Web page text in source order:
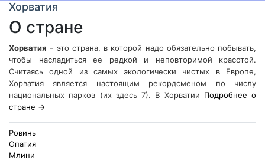
Ровинь
Опатия
Млини
Хорватия
О стране
Хорватия - это страна, в которой надо обязательно побывать,
чтобы насладиться ее редкой и неповторимой красотой.
Считаясь одной из самых экологически чистых в Европе,
Хорватия является настоящим рекордсменом по числу
национальных парков (их здесь 7). В Хорватии Подробнее о
стране →